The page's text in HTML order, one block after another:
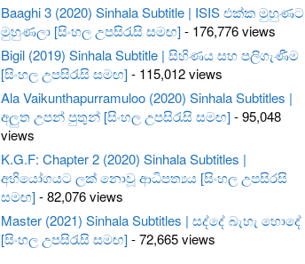
Baaghi 3 (2020) Sinhala Subtitle | ISIS එක්ක මුහුණට
මුහුණලා [සිංහල උපසිරැසි සමඟ]- 176,776 views
Bigil (2019) Sinhala Subtitle | සිහිණය සහ පලිගැණීම
[සිංහල උපසිරැසි සමඟ]- 115,012 views
Ala Vaikunthapurramuloo (2020) Sinhala Subtitles |
අලුත උපන් පුතුන් [සිංහල උපසිරැසි සමඟ]- 95,048
views
K.G.F: Chapter 2 (2020) Sinhala Subtitles |
අභියෝගයට ලක් නොවූ ආධිපත්‍යය [සිංහල උපසිරසි
සමඟ]- 82,076 views
Master (2021) Sinhala Subtitles | සද්දේ බැහැ හොදේ
[සිංහල උපසිරැසි සමඟ]- 72,665 views